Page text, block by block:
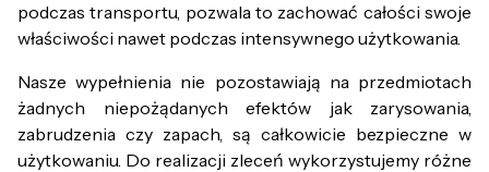
podczas transportu, pozwala to zachować całości swoje
właściwości nawet podczas intensywnego użytkowania.
Nasze wypełnienia nie pozostawiają na przedmiotach
żadnych niepożądanych efektów jak zarysowania,
zabrudzenia czy zapach, są całkowicie bezpieczne w
użytkowaniu. Do realizacji zleceń wykorzystujemy różne